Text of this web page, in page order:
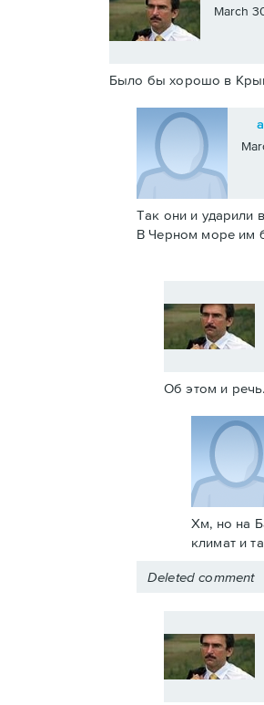
March
Было бы хорошо в
Так они и ударили
В Черном море им
Об этом и речь.
Хм, но на
климат и
Deleted comment